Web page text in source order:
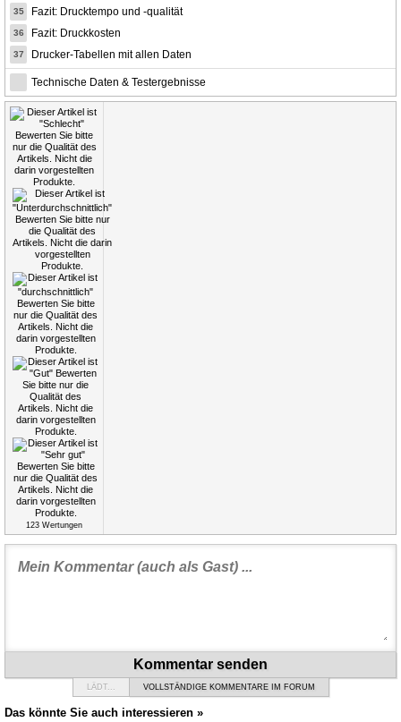
35 Fazit: Drucktempo und -qualität
36 Fazit: Druckkosten
37 Drucker-Tabellen mit allen Daten
Technische Daten & Testergebnisse
123 Wertungen
Kommentar senden
LÄDT... VOLLSTÄNDIGE KOMMENTARE IM FORUM
Das könnte Sie auch interessieren »